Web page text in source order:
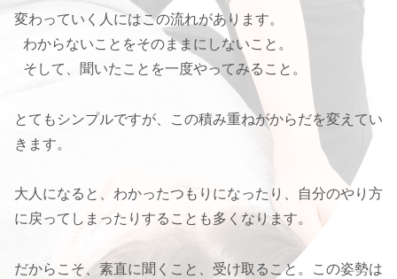
変わっていく人にはこの流れがあります。
わからないことをそのままにしないこと。
そして、聞いたことを一度やってみること。
とてもシンプルですが、この積み重ねがからだを変えてい
きます。
大人になると、わかったつもりになったり、自分のやり方
に戻ってしまったりすることも多くなります。
だからこそ、素直に聞くこと、受け取ること。この姿勢は